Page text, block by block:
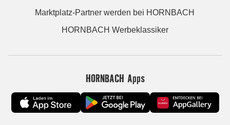
Marktplatz-Partner werden bei HORNBACH
HORNBACH Werbeklassiker
HORNBACH Apps